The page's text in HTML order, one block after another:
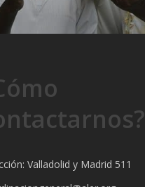
Valladolid y Madrid 511